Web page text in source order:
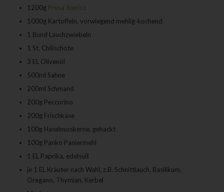
1200g Presa Iberico
1000g Kartoffeln, vorwiegend mehlig-kochend
1 Bund Lauchzwiebeln
1 St. Chilischote
3 EL Olivenöl
500ml Sahne
200ml Schmand
200g Peccorino
200g Frischkäse
100g Haselnusskerne, gehackt
100g Panko Paniermehl
1 EL Paprika, edelsüß
je 1 EL Kräuter nach Wahl, z.B. Schnittlauch, Basilikum,
Oregano, Thymian, Kerbel